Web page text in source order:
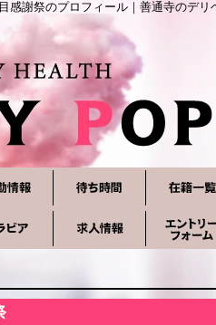
感謝祭のプロフィール｜善通寺のデ